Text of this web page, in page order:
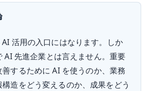
活用の入口にはなります。しか
AI 先進企業とは言えません。重要
するために AI を使うのか、業務
造をどう変えるのか、成果をどう